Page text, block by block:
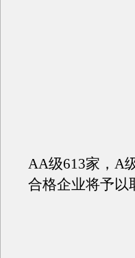
AA级613家，A
合格企业将予以